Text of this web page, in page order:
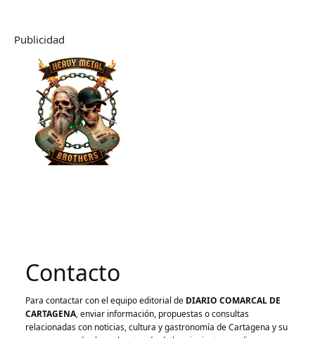
Publicidad
Contacto
Para contactar con el equipo editorial de DIARIO COMARCAL DE
CARTAGENA, enviar información, propuestas o consultas
relacionadas con noticias, cultura y gastronomía de Cartagena y su